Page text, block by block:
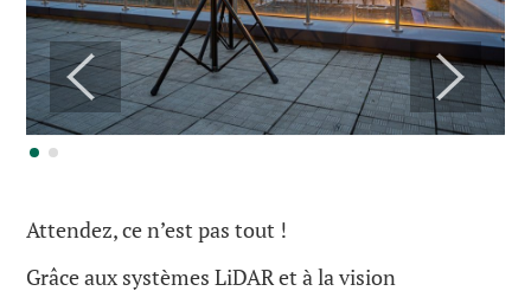
Attendez, ce n’est pas tout !
Grâce aux systèmes LiDAR et à la vision